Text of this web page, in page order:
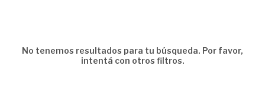
No tenemos resultados para tu búsqueda. Por favor,
intentá con otros filtros.